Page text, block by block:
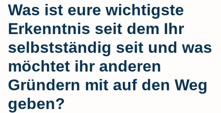
Was ist eure wichtigste
Erkenntnis seit dem Ihr
selbstständig seit und was
möchtet ihr anderen
Gründern mit auf den Weg
geben?